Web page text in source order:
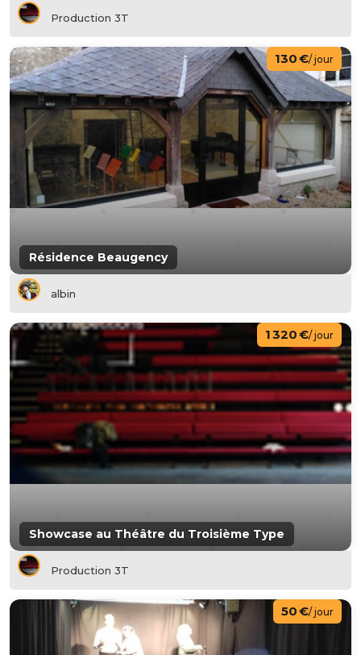
Production 3T
Résidence Beaugency
130 €/ jour
albin
Showcase au Théâtre du Troisième Type
1 320 €/ jour
Production 3T
50 €/ jour